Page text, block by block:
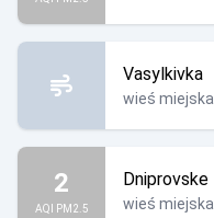
Vasylkivka
wieś miejska
2
AQI PM2.5
Dniprovske
wieś miejska